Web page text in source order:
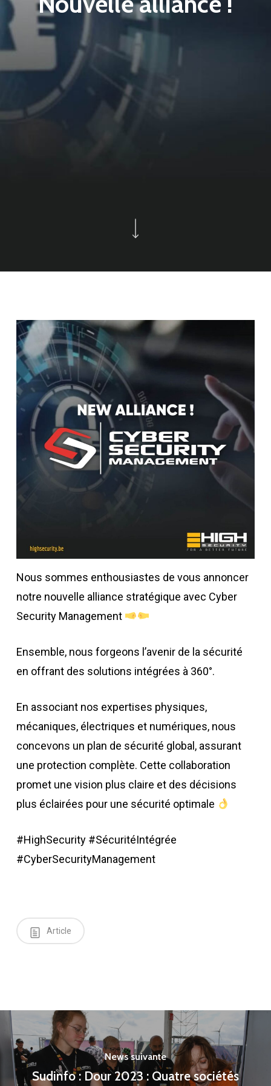
Nous sommes enthousiastes de vous annoncer
notre nouvelle alliance stratégique avec Cyber
Security Management
Ensemble, nous forgeons l’avenir de la sécurité
en offrant des solutions intégrées à 360°.
En associant nos expertises physiques,
mécaniques, électriques et numériques, nous
concevons un plan de sécurité global, assurant
une protection complète. Cette collaboration
promet une vision plus claire et des décisions
plus éclairées pour une sécurité optimale
#HighSecurity #SécuritéIntégrée
#CyberSecurityManagement
Article
News suivante
Sudinfo : Dour 2023 : Quatre sociétés